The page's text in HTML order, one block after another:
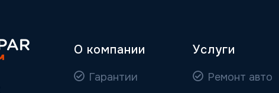
О компании
Гарантии
Услуги
Ремонт авто